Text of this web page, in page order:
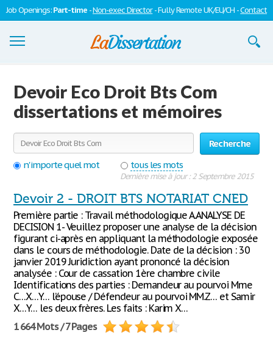
Job Openings:Part-time -Non-exec Director- Fully Remote UK/EU/CH -Contact
S'inscrire
Se connecter
Contactez-nous
Devoir Eco Droit Bts Com
dissertations et mémoires
Recherche
n'importe quel mot
tous les mots
Dernière mise à jour : 2 Septembre 2015
Devoir 2 - DROIT BTS NOTARIAT CNED
Première partie : Travail méthodologique A.ANALYSE DE
DECISION 1- Veuillez proposer une analyse de la décision
figurant ci-après en appliquant la méthodologie exposée
dans le cours de méthodologie. Date de la décision : 30
janvier 2019 Juridiction ayant prononcé la décision
analysée : Cour de cassation 1ère chambre civile
Identifications des parties : Demandeur au pourvoi Mme
C…X…Y… l’épouse / Défendeur au pourvoi MM.Z… et Samir
X…Y… les deux frères. Les faits : Karim X…
1 664 Mots / 7 Pages